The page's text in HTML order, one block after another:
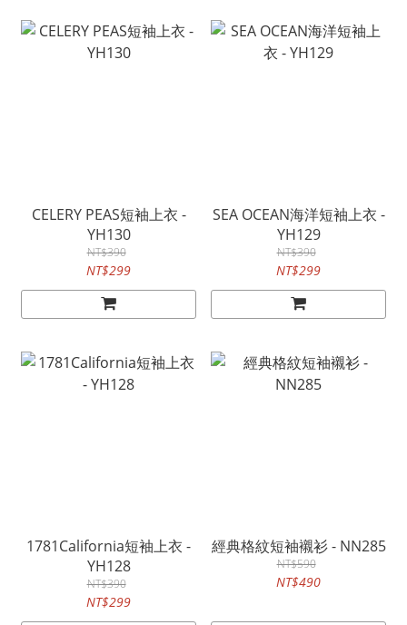
CELERY PEAS短袖上衣 -
YH130
NT$390
NT$299
SEA OCEAN海洋短袖上衣 -
YH129
NT$390
NT$299
1781California短袖上衣 -
YH128
NT$390
NT$299
經典格紋短袖襯衫 - NN285
NT$590
NT$490